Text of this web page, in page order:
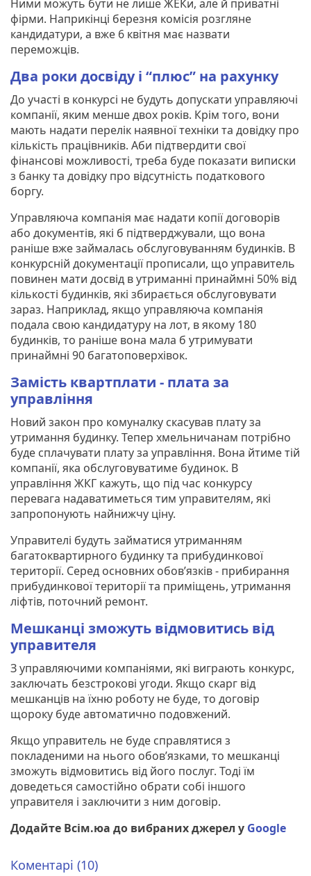
Ними можуть бути не лише ЖЕКи, але й приватні
фірми. Наприкінці березня комісія розгляне
кандидатури, а вже 6 квітня має назвати
переможців.
Два роки досвіду і “плюс” на рахунку
До участі в конкурсі не будуть допускати управляючі
компанії, яким менше двох років. Крім того, вони
мають надати перелік наявної техніки та довідку про
кількість працівників. Аби підтвердити свої
фінансові можливості, треба буде показати виписки
з банку та довідку про відсутність податкового
боргу.
Управляюча компанія має надати копії договорів
або документів, які б підтверджували, що вона
раніше вже займалась обслуговуванням будинків. В
конкурсній документації прописали, що управитель
повинен мати досвід в утриманні принаймні 50% від
кількості будинків, які збирається обслуговувати
зараз. Наприклад, якщо управляюча компанія
подала свою кандидатуру на лот, в якому 180
будинків, то раніше вона мала б утримувати
принаймні 90 багатоповерхівок.
Замість квартплати - плата за
управління
Новий закон про комуналку скасував плату за
утримання будинку. Тепер хмельничанам потрібно
буде сплачувати плату за управління. Вона йтиме тій
компанії, яка обслуговуватиме будинок. В
управління ЖКГ кажуть, що під час конкурсу
перевага надаватиметься тим управителям, які
запропонують найнижчу ціну.
Управителі будуть займатися утриманням
багатоквартирного будинку та прибудинкової
території. Серед основних обов’язків - прибирання
прибудинкової території та приміщень, утримання
ліфтів, поточний ремонт.
Мешканці зможуть відмовитись від
управителя
З управляючими компаніями, які виграють конкурс,
заключать безстрокові угоди. Якщо скарг від
мешканців на їхню роботу не буде, то договір
щороку буде автоматично подовжений.
Якщо управитель не буде справлятися з
покладеними на нього обов’язками, то мешканці
зможуть відмовитись від його послуг. Тоді їм
доведеться самостійно обрати собі іншого
управителя і заключити з ним договір.
Додайте Всім.юа до вибраних джерел у Google
Коментарі (10)